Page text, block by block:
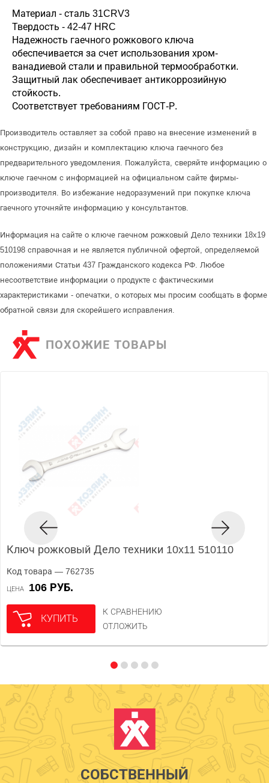
Материал - сталь 31CRV3
Твердость - 42-47 HRC
Надежность гаечного рожкового ключа
обеспечивается за счет использования хром-
ванадиевой стали и правильной термообработки.
Защитный лак обеспечивает антикоррозийную
стойкость.
Соответствует требованиям ГОСТ-Р.
Производитель оставляет за собой право на внесение изменений в
конструкцию, дизайн и комплектацию ключа гаечного без
предварительного уведомления. Пожалуйста, сверяйте информацию о
ключе гаечном с информацией на официальном сайте фирмы-
производителя. Во избежание недоразумений при покупке ключа
гаечного уточняйте информацию у консультантов.
Информация на сайте о ключе гаечном рожковый Дело техники 18x19
510198 справочная и не является публичной офертой, определяемой
положениями Статьи 437 Гражданского кодекса РФ. Любое
несоответствие информации о продукте с фактическими
характеристиками - опечатки, о которых мы просим сообщать в форме
обратной связи для скорейшего исправления.
ПОХОЖИЕ ТОВАРЫ
Ключ рожковый Дело техники 10x11 510110
Код товара — 762735
ЦЕНА 106 РУБ.
КУПИТЬ
К СРАВНЕНИЮ
ОТЛОЖИТЬ
СОБСТВЕННЫЙ